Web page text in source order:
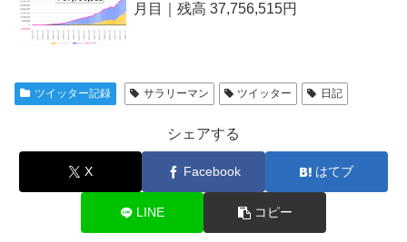
月目｜残高 37,756,515円
ツイッター記録 サラリーマン ツイッター 日記
シェアする
X Facebook はてブ
LINE コピー